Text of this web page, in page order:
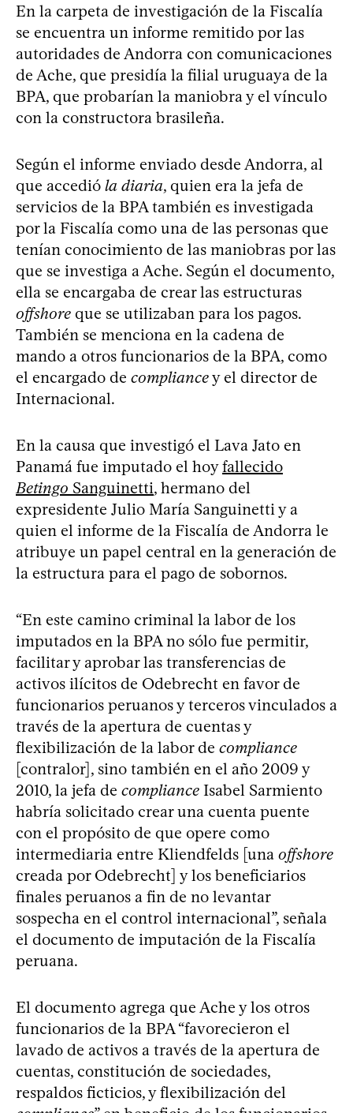
En la carpeta de investigación de la Fiscalía
se encuentra un informe remitido por las
autoridades de Andorra con comunicaciones
de Ache, que presidía la filial uruguaya de la
BPA, que probarían la maniobra y el vínculo
con la constructora brasileña.
Según el informe enviado desde Andorra, al
que accedió la diaria, quien era la jefa de
servicios de la BPA también es investigada
por la Fiscalía como una de las personas que
tenían conocimiento de las maniobras por las
que se investiga a Ache. Según el documento,
ella se encargaba de crear las estructuras
offshore que se utilizaban para los pagos.
También se menciona en la cadena de
mando a otros funcionarios de la BPA, como
el encargado de compliancey el director de
Internacional.
En la causa que investigó el Lava Jato en
Panamá fue imputado el hoyfallecido
Betingo Sanguinetti, hermano del
expresidente Julio María Sanguinetti y a
quien el informe de la Fiscalía de Andorra le
atribuye un papel central en la generación de
la estructura para el pago de sobornos.
“En este camino criminal la labor de los
imputados en la BPA no sólo fue permitir,
facilitar y aprobar las transferencias de
activos ilícitos de Odebrecht en favor de
funcionarios peruanos y terceros vinculados a
través de la apertura de cuentas y
flexibilización de la labor de compliance
[contralor], sino también en el año 2009 y
2010, la jefa de compliance Isabel Sarmiento
habría solicitado crear una cuenta puente
con el propósito de que opere como
intermediaria entre Kliendfelds [una offshore
creada por Odebrecht] y los beneficiarios
finales peruanos a fin de no levantar
sospecha en el control internacional”, señala
el documento de imputación de la Fiscalía
peruana.
El documento agrega que Ache y los otros
funcionarios de la BPA “favorecieron el
lavado de activos a través de la apertura de
cuentas, constitución de sociedades,
respaldos ficticios, y flexibilización del